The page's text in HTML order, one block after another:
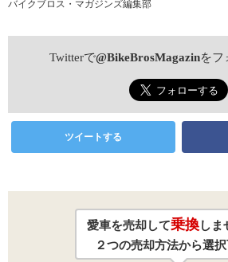
バイクブロス・マガジンズ編集部
Twitterで@BikeBrosMagazinをフ
ツイートする
愛車を売却して乗換しま
２つの売却方法から選択